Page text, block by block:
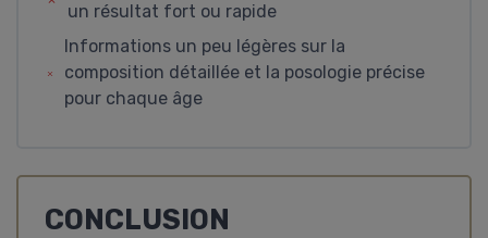
un résultat fort ou rapide
Informations un peu légères sur la
composition détaillée et la posologie précise
pour chaque âge
CONCLUSION